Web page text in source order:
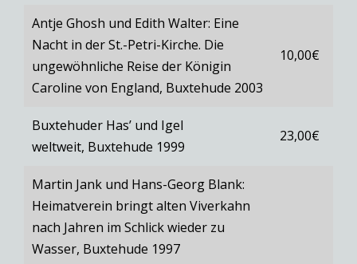
Antje Ghosh und Edith Walter: Eine
Nacht in der St.-Petri-Kirche. Die
ungewöhnliche Reise der Königin
Caroline von England, Buxtehude 2003
10,00€
Buxtehuder Has’ und Igel
weltweit, Buxtehude 1999
23,00€
Martin Jank und Hans-Georg Blank:
Heimatverein bringt alten Viverkahn
nach Jahren im Schlick wieder zu
Wasser, Buxtehude 1997